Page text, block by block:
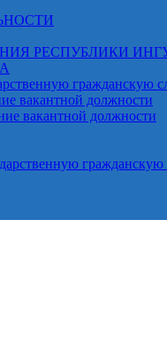
РЕСПУБЛИКИ
гражданскую
вакантной должности
вакантной должности